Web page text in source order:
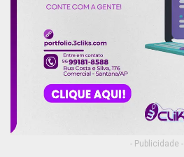
- Publicidade -